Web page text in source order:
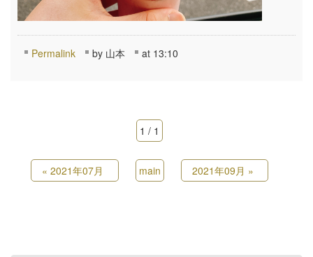
Permalink by 山本 at 13:10
1 / 1
«2021年07月 main 2021年09月 »